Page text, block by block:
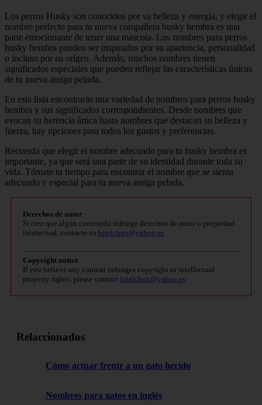
Los perros Husky son conocidos por su belleza y energía, y elegir el
nombre perfecto para tu nueva compañera husky hembra es una
parte emocionante de tener una mascota. Los nombres para perros
husky hembra pueden ser inspirados por su apariencia, personalidad
o incluso por su origen. Además, muchos nombres tienen
significados especiales que pueden reflejar las características únicas
de tu nueva amiga peluda.
En esta lista encontrarás una variedad de nombres para perros husky
hembra y sus significados correspondientes. Desde nombres que
evocan su herencia ártica hasta nombres que destacan su belleza y
fuerza, hay opciones para todos los gustos y preferencias.
Recuerda que elegir el nombre adecuado para tu husky hembra es
importante, ya que será una parte de su identidad durante toda su
vida. Tómate tu tiempo para encontrar el nombre que se sienta
adecuado y especial para tu nueva amiga peluda.
Derechos de autor
Si cree que algún contenido infringe derechos de autor o propiedad
intelectual, contacte en bitelchux@yahoo.es.
Copyright notice
If you believe any content infringes copyright or intellectual
property rights, please contact bitelchux@yahoo.es.
Relaccionados
Cómo actuar frente a un gato herido
Nombres para gatos en inglés